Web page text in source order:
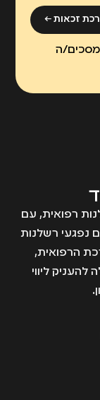
ה
זכאות ←
רפואית, עם
גם נפגעי רשלנות
הרפואית,
ליווי